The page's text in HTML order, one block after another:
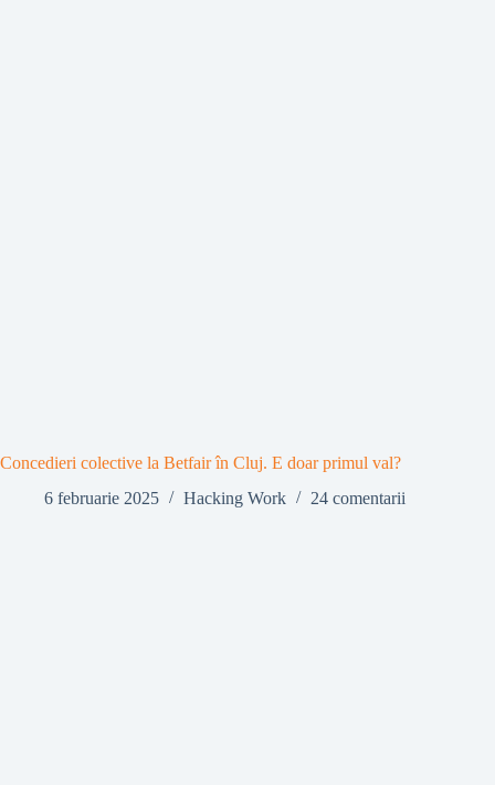
Concedieri colective la Betfair în Cluj. E doar primul val?
6 februarie 2025
Hacking Work 24 comentarii